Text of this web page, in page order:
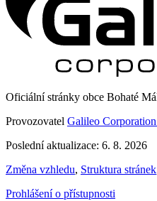
Oficiální stránky obce Bohaté
Provozovatel Galileo Corporation
Poslední aktualizace: 6. 8. 2026
Změna vzhledu, Struktura stránek
Prohlášení o přístupnosti